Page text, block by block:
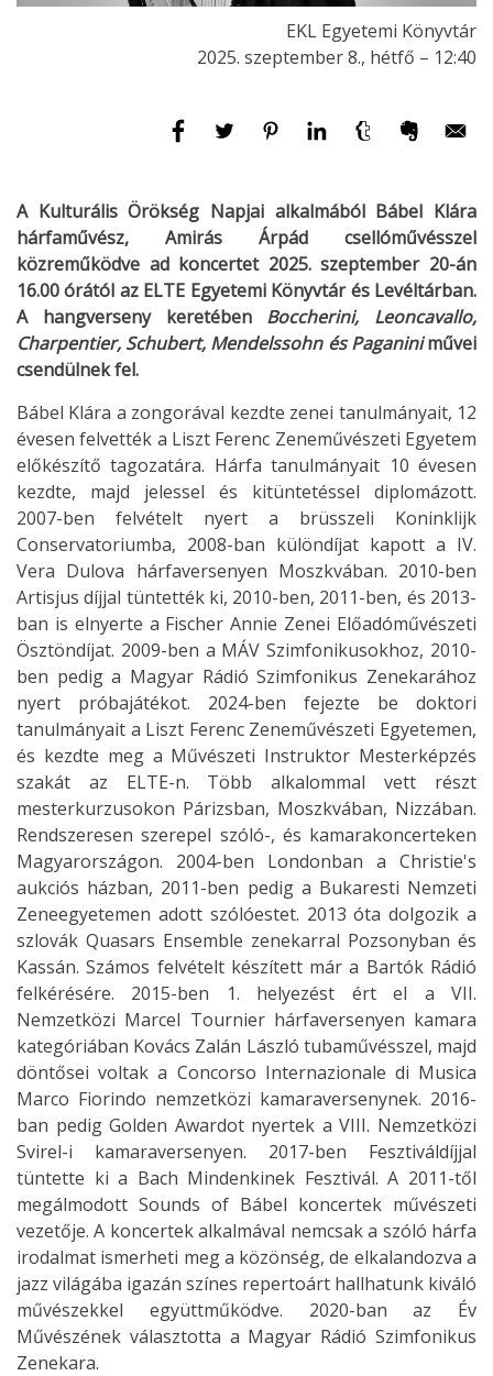
EKL Egyetemi Könyvtár
2025. szeptember 8., hétfő – 12:40
A Kulturális Örökség Napjai alkalmából Bábel Klára
hárfaművész, Amirás Árpád csellóművésszel
közreműködve ad koncertet 2025. szeptember 20-án
16.00 órától az ELTE Egyetemi Könyvtár és Levéltárban.
A hangverseny keretében Boccherini, Leoncavallo,
Charpentier, Schubert, Mendelssohn és Paganiniművei
csendülnek fel.
Bábel Klára a zongorával kezdte zenei tanulmányait, 12
évesen felvették a Liszt Ferenc Zeneművészeti Egyetem
előkészítő tagozatára. Hárfa tanulmányait 10 évesen
kezdte, majd jelessel és kitüntetéssel diplomázott.
2007-ben felvételt nyert a brüsszeli Koninklijk
Conservatoriumba, 2008-ban különdíjat kapott a IV.
Vera Dulova hárfaversenyen Moszkvában. 2010-ben
Artisjus díjjal tüntették ki, 2010-ben, 2011-ben, és 2013-
ban is elnyerte a Fischer Annie Zenei Előadóművészeti
Ösztöndíjat. 2009-ben a MÁV Szimfonikusokhoz, 2010-
ben pedig a Magyar Rádió Szimfonikus Zenekarához
nyert próbajátékot. 2024-ben fejezte be doktori
tanulmányait a Liszt Ferenc Zeneművészeti Egyetemen,
és kezdte meg a Művészeti Instruktor Mesterképzés
szakát az ELTE-n. Több alkalommal vett részt
mesterkurzusokon Párizsban, Moszkvában, Nizzában.
Rendszeresen szerepel szóló-, és kamarakoncerteken
Magyarországon. 2004-ben Londonban a Christie's
aukciós házban, 2011-ben pedig a Bukaresti Nemzeti
Zeneegyetemen adott szólóestet. 2013 óta dolgozik a
szlovák Quasars Ensemble zenekarral Pozsonyban és
Kassán. Számos felvételt készített már a Bartók Rádió
felkérésére. 2015-ben 1. helyezést ért el a VII.
Nemzetközi Marcel Tournier hárfaversenyen kamara
kategóriában Kovács Zalán László tubaművésszel, majd
döntősei voltak a Concorso Internazionale di Musica
Marco Fiorindo nemzetközi kamaraversenynek. 2016-
ban pedig Golden Awardot nyertek a VIII. Nemzetközi
Svirel-i kamaraversenyen. 2017-ben Fesztiváldíjjal
tüntette ki a Bach Mindenkinek Fesztivál. A 2011-től
megálmodott Sounds of Bábel koncertek művészeti
vezetője. A koncertek alkalmával nemcsak a szóló hárfa
irodalmat ismerheti meg a közönség, de elkalandozva a
jazz világába igazán színes repertoárt hallhatunk kiváló
művészekkel együttműködve. 2020-ban az Év
Művészének választotta a Magyar Rádió Szimfonikus
Zenekara.